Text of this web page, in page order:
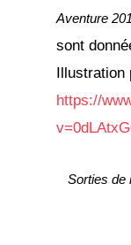
Aventure
sont
Illustration
https://
Sorties de